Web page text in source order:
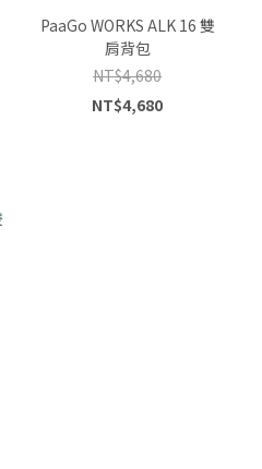
PaaGo WORKS ALK 16 雙
肩背包
NT$4,680
NT$4,680